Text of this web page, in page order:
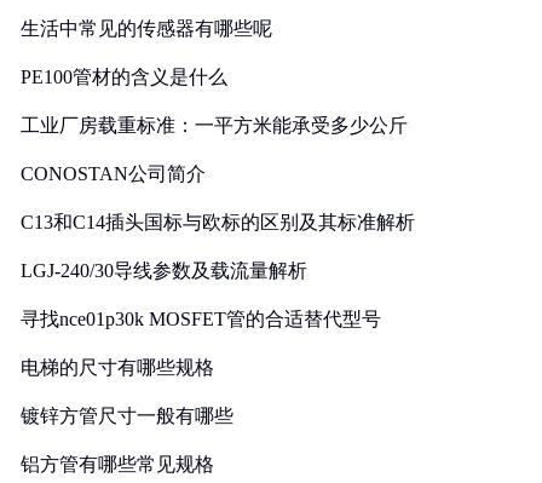
生活中常见的传感器有哪些呢
PE100管材的含义是什么
工业厂房载重标准：一平方米能承受多少公斤
CONOSTAN公司简介
C13和C14插头国标与欧标的区别及其标准解析
LGJ-240/30导线参数及载流量解析
寻找nce01p30k MOSFET管的合适替代型号
电梯的尺寸有哪些规格
镀锌方管尺寸一般有哪些
铝方管有哪些常见规格